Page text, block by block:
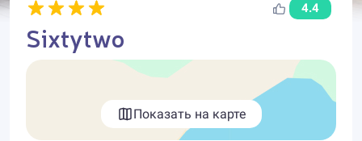
4.4
Sixtytwo
Показать на карте